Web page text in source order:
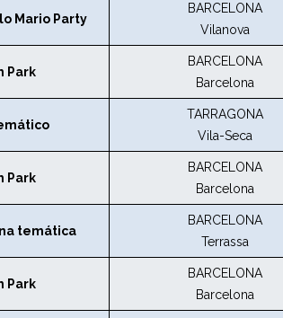
Mario Party
BARCELONA
Vilanova
Park
BARCELONA
Barcelona
TARRAGONA
Vila-Seca
Park
BARCELONA
Barcelona
temática
BARCELONA
Terrassa
Park
BARCELONA
Barcelona